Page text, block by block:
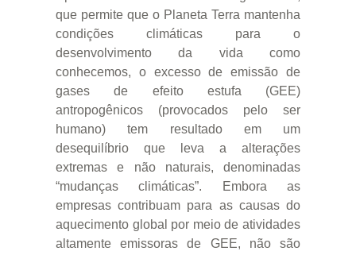
que permite que o Planeta Terra mantenha
condições climáticas para o
desenvolvimento da vida como
conhecemos, o excesso de emissão de
gases de efeito estufa (GEE)
antropogênicos (provocados pelo ser
humano) tem resultado em um
desequilíbrio que leva a alterações
extremas e não naturais, denominadas
“mudanças climáticas”. Embora as
empresas contribuam para as causas do
aquecimento global por meio de atividades
altamente emissoras de GEE, não são